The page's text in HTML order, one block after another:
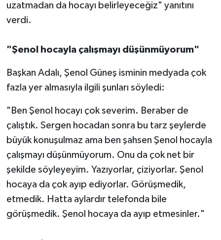
uzatmadan da hocayı belirleyeceğiz" yanıtını
verdi.
"Şenol hocayla çalışmayı düşünmüyorum"
Başkan Adalı, Şenol Güneş isminin medyada çok
fazla yer almasıyla ilgili şunları söyledi:
"Ben Şenol hocayı çok severim. Beraber de
çalıştık. Sergen hocadan sonra bu tarz şeylerde
büyük konuşulmaz ama ben şahsen Şenol hocayla
çalışmayı düşünmüyorum. Onu da çok net bir
şekilde söyleyeyim. Yazıyorlar, çiziyorlar. Şenol
hocaya da çok ayıp ediyorlar. Görüşmedik,
etmedik. Hatta aylardır telefonda bile
görüşmedik. Şenol hocaya da ayıp etmesinler."